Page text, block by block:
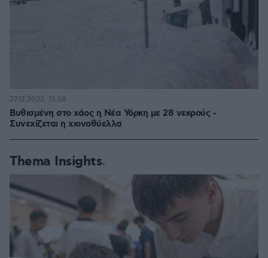
Βυθισμένη στο χάος η Νέα Υόρκη με 28 νεκρούς -
Συνεχίζεται η χιονοθύελλα
27.12.2022, 15:58
Thema Insights